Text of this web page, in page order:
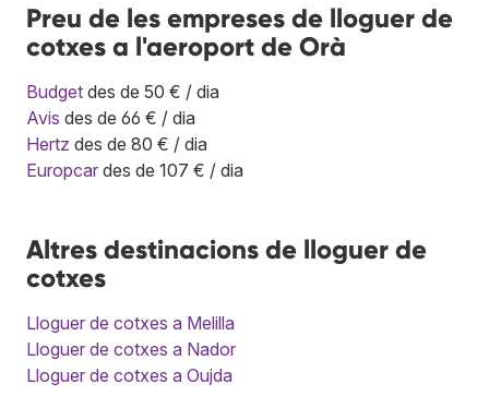
Preu de les empreses de lloguer de
cotxes a l'aeroport de Orà
Budget des de 50 € / dia
Avis des de 66 € / dia
Hertz des de 80 € / dia
Europcar des de 107 € / dia
Altres destinacions de lloguer de
cotxes
Lloguer de cotxes a Melilla
Lloguer de cotxes a Nador
Lloguer de cotxes a Oujda